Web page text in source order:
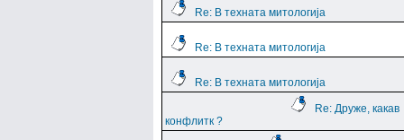
Re: В техната митологија
Re: В техната митологија
Re: В техната митологија
Re: Друже, какав
конфлитк ?